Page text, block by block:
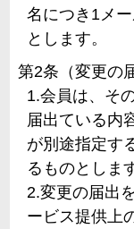
名につき1メ
とします。
第2条（変更の
1.会員は、そ
届出ている内
が別途指定す
るものとしま
2.変更の届出
ービス提供上